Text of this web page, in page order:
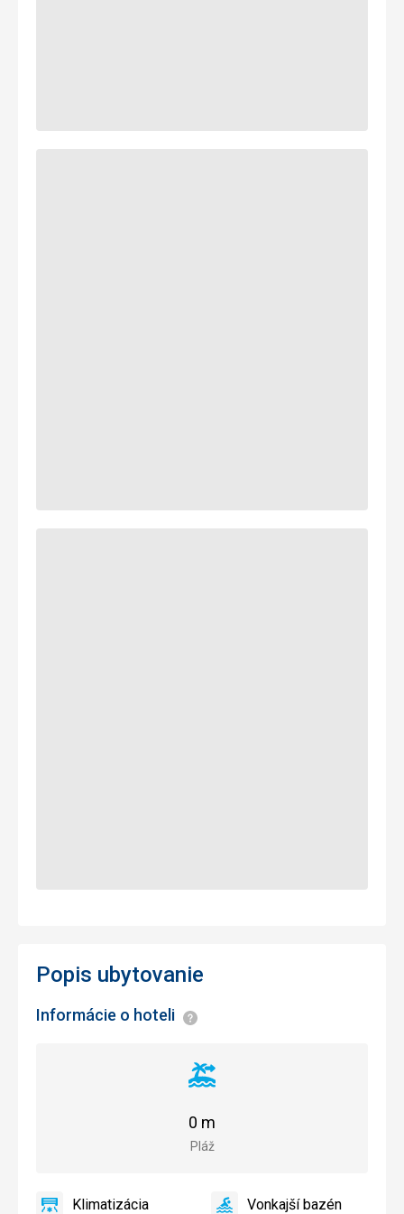
Popis ubytovanie
Informácie o hoteli Informácie
Vzdialenosť
pláže
Pláž
0 m
Klimatizácia Vonkajší bazén